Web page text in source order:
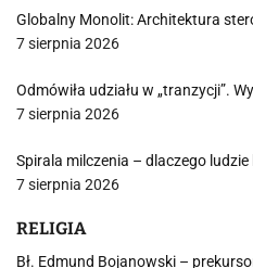
Globalny Monolit: Architektura
7 sierpnia 2026
Odmówiła udziału w „tranzycji”.
7 sierpnia 2026
Spirala milczenia – dlaczego
7 sierpnia 2026
RELIGIA
Bł. Edmund Bojanowski –